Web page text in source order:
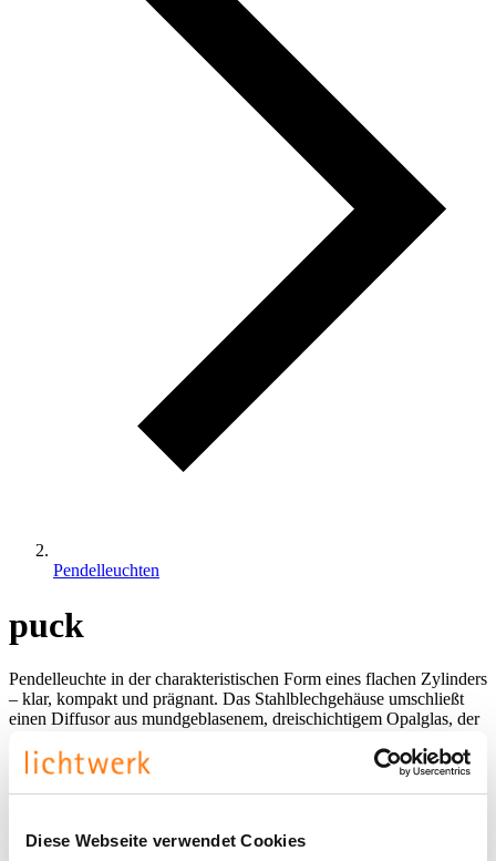
Diese Webseite verwendet Cookies
Pendelleuchten
puck
Pendelleuchte in der charakteristischen Form eines flachen Zylinders
– klar, kompakt und prägnant. Das Stahlblechgehäuse umschließt
einen Diffusor aus mundgeblasenem, dreischichtigem Opalglas, der
erzeugt. Ausgelegt auf 50.000 Stunden Lebensdauer.
Stahlseilabhängung mit Schnellkupplung und höhenverstellbarem
Baldachin ermöglicht eine flexible Integration.puckverbindet